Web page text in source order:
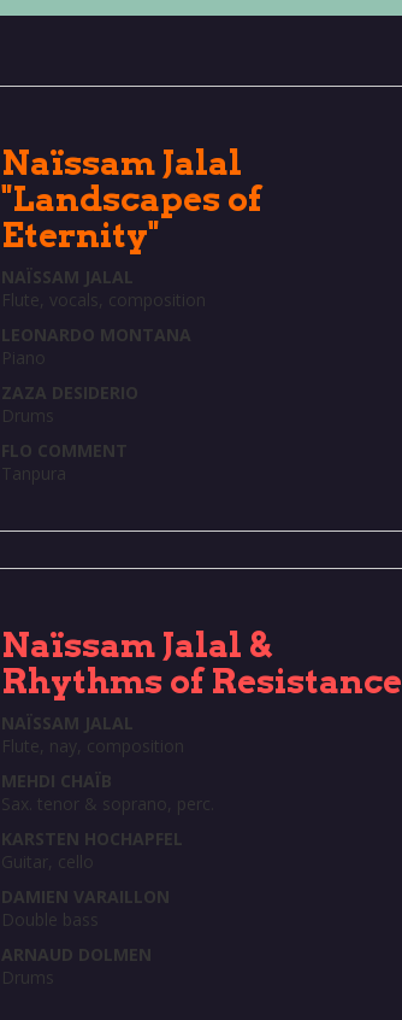
Naïssam Jalal
"Landscapes of
Eternity"
NAÏSSAM JALAL
Flute, vocals, composition
LEONARDO MONTANA
Piano
ZAZA DESIDERIO
Drums
FLO COMMENT
Tanpura
Naïssam Jalal &
Rhythms of Resistance
NAÏSSAM JALAL
Flute, nay, composition
MEHDI CHAÏB
Sax. tenor & soprano, perc.
KARSTEN HOCHAPFEL
Guitar, cello
DAMIEN VARAILLON
Double bass
ARNAUD DOLMEN
Drums